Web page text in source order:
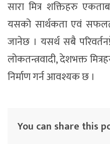
सारा मित्र शक्तिहरु
यसको सार्थकता एवं
जानेछ । यसर्थ सबै
लोकतन्त्रवादी, देशभक्त
निर्माण गर्न आवश्यक छ ।
You can share this